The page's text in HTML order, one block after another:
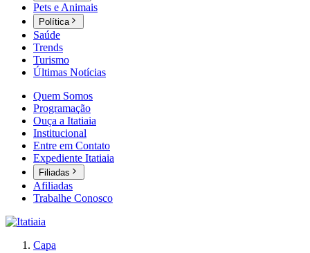
Pets e Animais
Política
Saúde
Trends
Turismo
Últimas Notícias
Quem Somos
Programação
Ouça a Itatiaia
Institucional
Entre em Contato
Expediente Itatiaia
Filiadas
Afiliadas
Trabalhe Conosco
Capa